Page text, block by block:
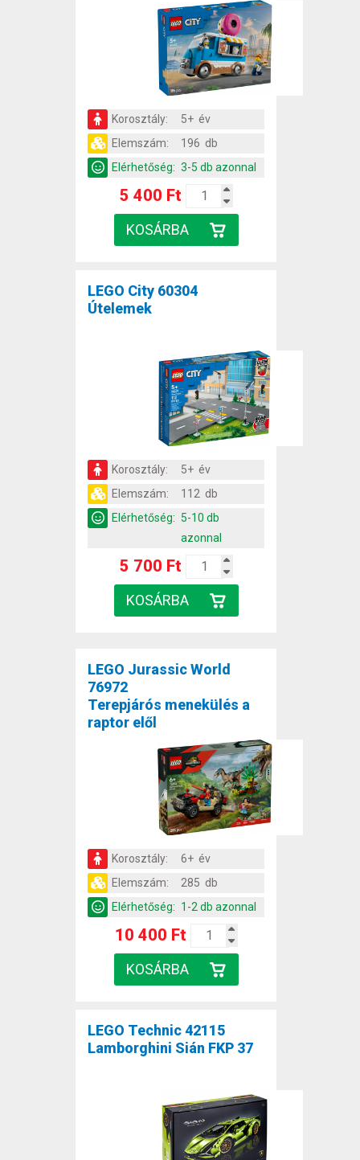
Korosztály:
5+ év
Elemszám:
196 db
Elérhetőség: 3-5 db azonnal
5 400 Ft
LEGO City 60304
Útelemek
Korosztály:
5+ év
Elemszám:
112 db
Elérhetőség: 5-10 db
azonnal
5 700 Ft
LEGO Jurassic World
76972
Terepjárós menekülés a
raptor elől
Korosztály:
6+ év
Elemszám:
285 db
Elérhetőség: 1-2 db azonnal
10 400 Ft
LEGO Technic 42115
Lamborghini Sián FKP 37